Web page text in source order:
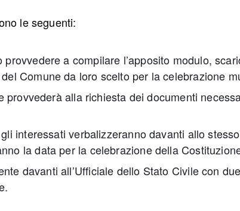
le seguenti:
a compilare l’apposito modulo,
Comune da loro scelto per la celebrazione
provvederà alla richiesta dei documenti
interessati verbalizzeranno davanti allo
la data per la celebrazione della
davanti all’Ufficiale dello Stato Civile con